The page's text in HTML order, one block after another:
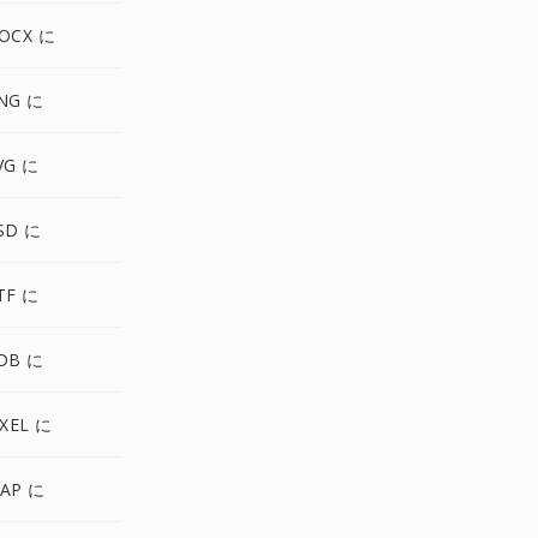
に
に
に
に
に
に
に
に